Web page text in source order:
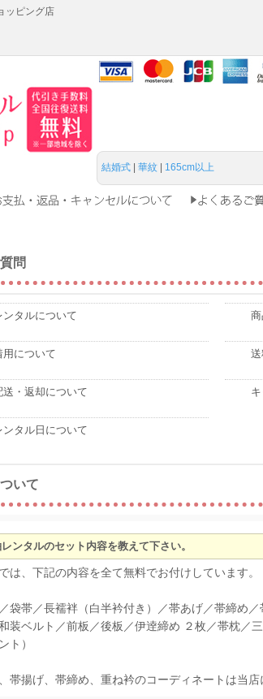
ッピング店
結婚式 華紋 165cm以上
問
ンタルについて
用について
送・返却について
ンタル日について
いて
ンタルのセット内容を教えて下さい。
は、下記の内容を全て無料でお付けしています。
袋帯／長襦袢（白半衿付き）／帯あげ／帯締め
装ベルト／前板／後板／伊逹締め ２枚／帯枕／
ト）
帯揚げ、帯締め、重ね衿のコーディネートは当店